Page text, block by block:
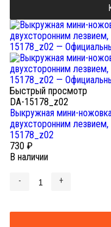
Быстрый просмотр
DA-15178_z02
Выкружная мини-
двухсторонним
15178_z02
730 ₽
В наличии
- +